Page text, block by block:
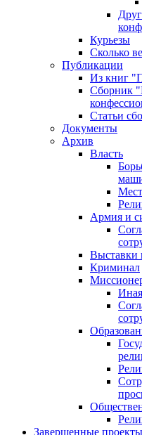
Курьезы
Сколько
Публикации
Из книг
Сборник
Статьи
Документы
Архив
Власть
Армия и
Выставки
Криминал
Завершенные проекты